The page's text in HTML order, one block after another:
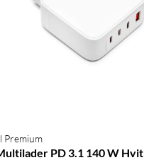
Premium
PD 3.1 140 W Hvit